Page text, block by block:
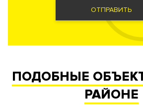
ОТПРАВИТЬ
ПОДОБНЫЕ
РАЙОНЕ